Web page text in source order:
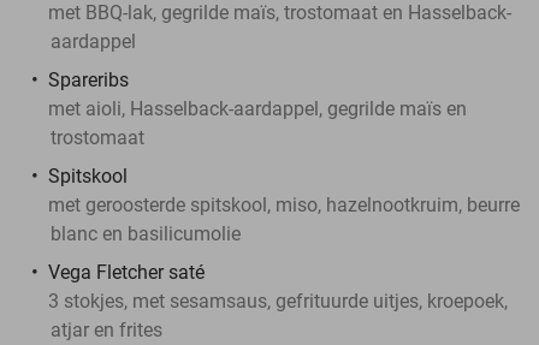
met BBQ-lak, gegrilde maïs, trostomaat en Hasselback-
aardappel
Spareribs
met aioli, Hasselback-aardappel, gegrilde maïs en
trostomaat
Spitskool
met geroosterde spitskool, miso, hazelnootkruim, beurre
blanc en basilicumolie
Vega Fletcher saté
3 stokjes, met sesamsaus, gefrituurde uitjes, kroepoek,
atjar en frites